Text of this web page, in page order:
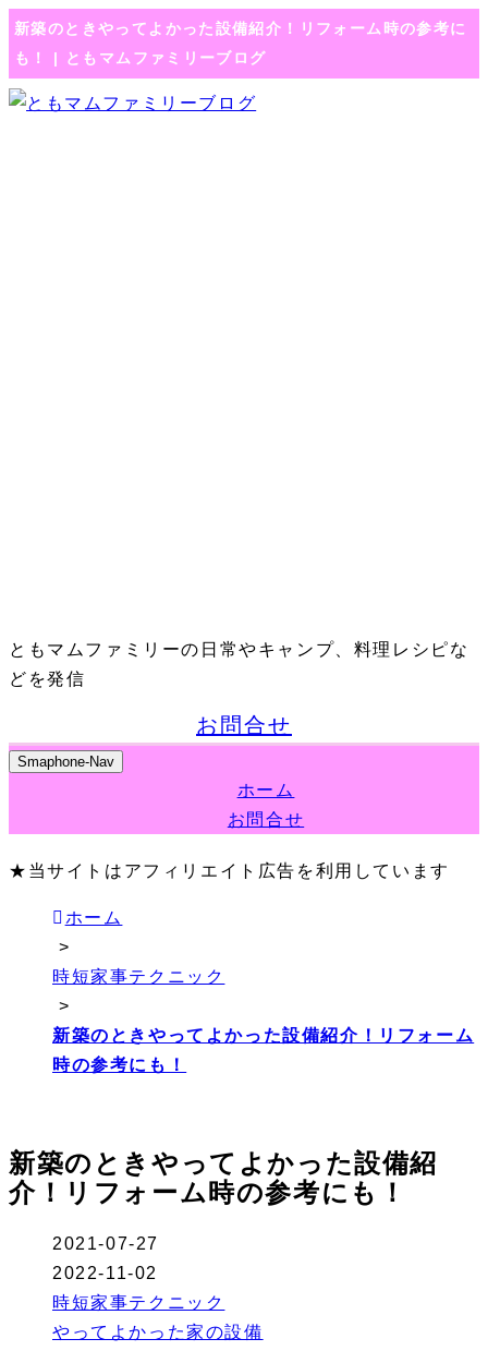
新築のときやってよかった設備紹介！リフォーム時の参考に
も！ | ともマムファミリーブログ
ともマムファミリーの日常やキャンプ、料理レシピな
どを発信
お問合せ
Smaphone-Nav
ホーム
お問合せ
★当サイトはアフィリエイト広告を利用しています
ホーム
>
時短家事テクニック
>
新築のときやってよかった設備紹介！リフォーム
時の参考にも！
新築のときやってよかった設備紹
介！リフォーム時の参考にも！
2021-07-27
2022-11-02
時短家事テクニック
やってよかった家の設備